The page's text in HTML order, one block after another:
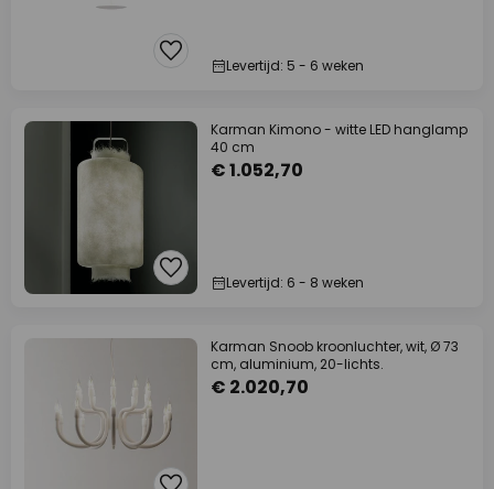
Levertijd: 5 - 6 weken
Karman Kimono - witte LED hanglamp
40 cm
€ 1.052,70
Levertijd: 6 - 8 weken
Karman Snoob kroonluchter, wit, Ø 73
cm, aluminium, 20-lichts.
€ 2.020,70